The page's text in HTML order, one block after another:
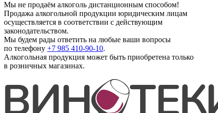
Мы не продаём алкоголь дистанционным способом!
Продажа алкогольной продукции юридическим лицам
осуществляется в соответствии с действующим
законодательством.
Мы будем рады ответить на любые ваши вопросы
по телефону +7 985 410-90-10.
Алкогольная продукция может быть приобретена только
в розничных магазинах.